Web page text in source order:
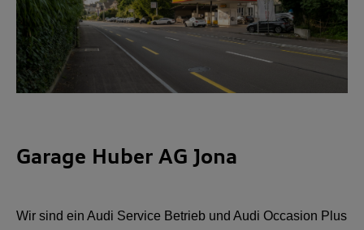
Garage Huber AG Jona
Wir sind ein Audi Service Betrieb und Audi Occasion Plus